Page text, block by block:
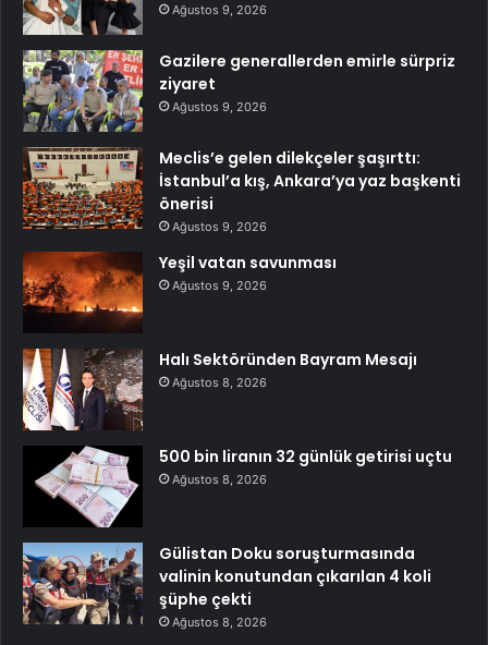
Ağustos 9, 2026
Gazilere generallerden emirle sürpriz
ziyaret
Ağustos 9, 2026
Meclis’e gelen dilekçeler şaşırttı:
İstanbul’a kış, Ankara’ya yaz başkenti
önerisi
Ağustos 9, 2026
Yeşil vatan savunması
Ağustos 9, 2026
Halı Sektöründen Bayram Mesajı
Ağustos 8, 2026
500 bin liranın 32 günlük getirisi uçtu
Ağustos 8, 2026
Gülistan Doku soruşturmasında
valinin konutundan çıkarılan 4 koli
şüphe çekti
Ağustos 8, 2026